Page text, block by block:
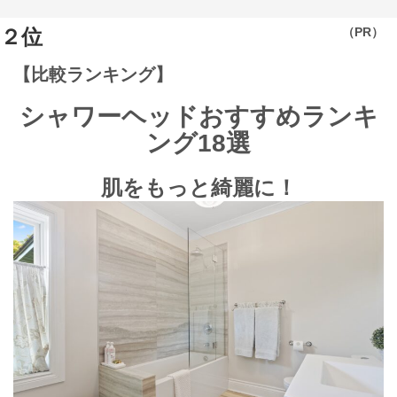
（PR）
【比較ランキング】
シャワーヘッドおすすめランキ
ング18選
肌をもっと綺麗に！
２位